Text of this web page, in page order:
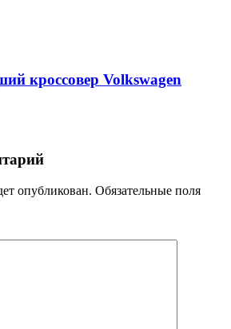
кроссовер Volkswagen
опубликован. Обязательные поля